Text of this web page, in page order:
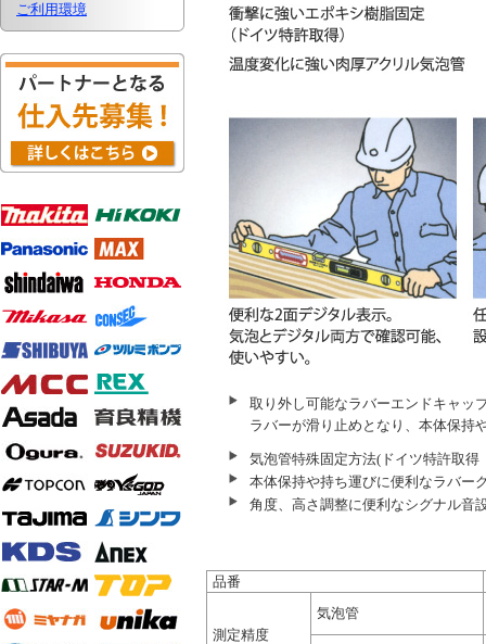
ご利用環境
取り外し可能なラバーエンドキャッ
ラバーが滑り止めとなり、本体保持
気泡管特殊固定方法(ドイツ特許取得
本体保持や持ち運びに便利なラバー
角度、高さ調整に便利なシグナル音
品番
測定精度
気泡管